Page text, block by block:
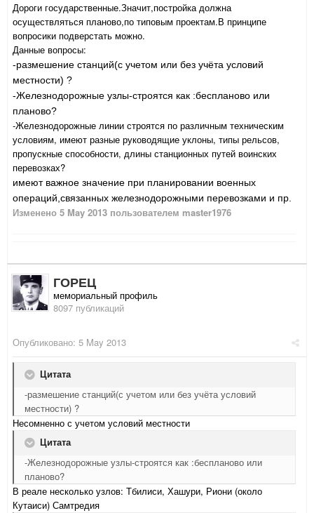
Дороги государственные.Значит,постройка должна
осуществляться планово,по типовым проектам.В принципе
вопросики подверстать можно.
Данные вопросы:
-размешение станций(с учетом или без учёта условий
местности) ?
-Железнодорожные узлы-строятся как :беспланово или
планово?
-Железнодорожные линии строятся по различным техническим
условиям, имеют разные руководящие уклоны, типы рельсов,
пропускные способности, длины станционных путей воинских
перевозках?
имеют важное значение при планировании военных
операций,связанных железнодорожными перевозками и пр.
Изменено 5 May 2013 пользователем master1976
ГОРЕЦ
мемориальный профиль
8097 публикаций
Опубликовано: 5 May 2013
Цитата
-размешение станций(с учетом или без учёта условий
местности) ?
Несомненно с учетом условий местности
Цитата
-Железнодорожные узлы-строятся как :беспланово или
планово?
В реале несколько узлов: Тбилиси, Хашури, Риони (около
Кутаиси) Самтредия